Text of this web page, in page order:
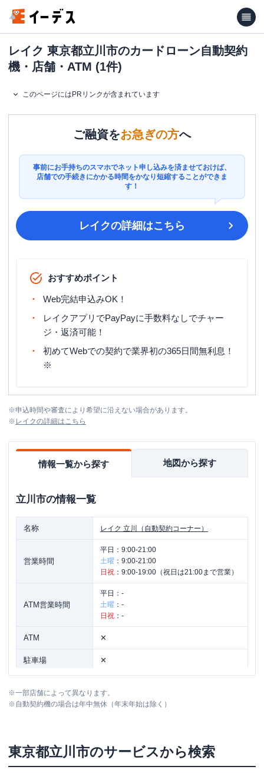
レイク 東京都立川市のカードローン自動契約
機・店舗・ATM (1件)
このページにはPRリンクが含まれています
ご融資をお急ぎの方へ
事前にお手持ちのスマホでネット申し込みを済ませておけば、
店舗での手続きにかかる時間をかなり短縮することができま
す！
レイクの詳細はこちら
おすすめポイント
Web完結申込みOK！
レイクアプリでPayPayに手数料なしでチャー
ジ・返済可能！
初めてWebでの契約で業界初の365日間無利息！
※
※申込時間や審査により希望に沿えない場合があります。
※ レイクの詳細はこちら
情報一覧から探す 地図から探す
立川市の情報一覧
名称 レイク 立川（自動契約コーナー）
営業時間
平日： 9:00-21:00
土曜 ： 9:00-21:00
日祝 ： 9:00-19:00（祝日は21:00まで営業）
ATM営業時間
平日： -
土曜 ： -
日祝 ： -
ATM ✕
駐車場 ✕
住所
ビル第一5階
※一部店舗によって異なります。
※自動契約機の場合は年中無休（年末年始は除く）
東京都立川市のサービスから検索